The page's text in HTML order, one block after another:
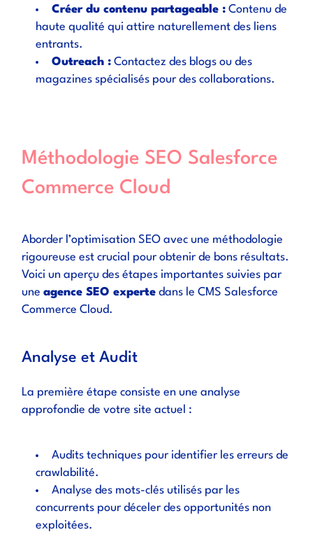
Créer du contenu partageable : Contenu de
haute qualité qui attire naturellement des liens
entrants.
Outreach : Contactez des blogs ou des
magazines spécialisés pour des collaborations.
Méthodologie SEO Salesforce
Commerce Cloud
Aborder l’optimisation SEO avec une méthodologie
rigoureuse est crucial pour obtenir de bons résultats.
Voici un aperçu des étapes importantes suivies par
uneagence SEO experte dans le CMS Salesforce
Commerce Cloud.
Analyse et Audit
La première étape consiste en une analyse
approfondie de votre site actuel :
Audits techniques pour identifier les erreurs de
crawlabilité.
Analyse des mots-clés utilisés par les
concurrents pour déceler des opportunités non
exploitées.